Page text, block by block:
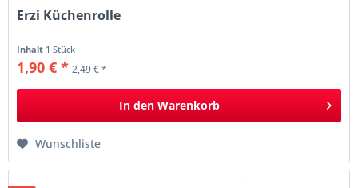
Erzi Küchenrolle
Inhalt 1 Stück
1,90 € * 2,49 € *
In den Warenkorb
Wunschliste